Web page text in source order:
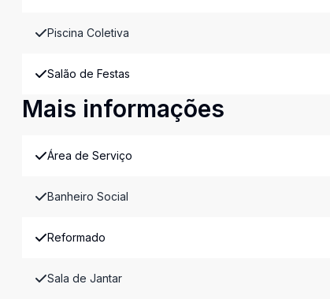
Piscina Coletiva
Salão de Festas
Mais informações
Área de Serviço
Banheiro Social
Reformado
Sala de Jantar